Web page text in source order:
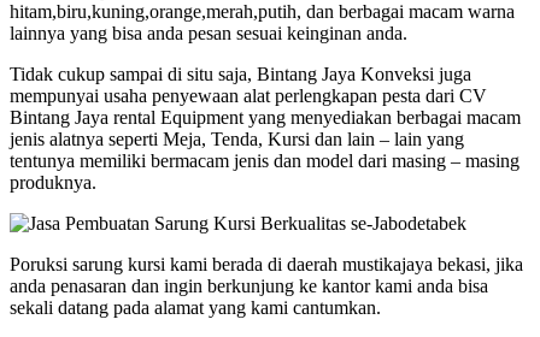
hitam,biru,kuning,orange,merah,putih, dan berbagai macam warna
lainnya yang bisa anda pesan sesuai keinginan anda.
Tidak cukup sampai di situ saja, Bintang Jaya Konveksi juga
mempunyai usaha penyewaan alat perlengkapan pesta dari CV
Bintang Jaya rental Equipment yang menyediakan berbagai macam
jenis alatnya seperti Meja, Tenda, Kursi dan lain – lain yang
tentunya memiliki bermacam jenis dan model dari masing – masing
produknya.
Poruksi sarung kursi kami berada di daerah mustikajaya bekasi, jika
anda penasaran dan ingin berkunjung ke kantor kami anda bisa
sekali datang pada alamat yang kami cantumkan.